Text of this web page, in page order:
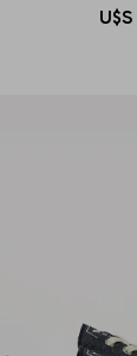
U$S